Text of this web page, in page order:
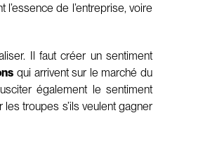
de l’entreprise, voire
Il faut créer un sentiment
qui arrivent sur le marché du
également le sentiment
troupes s’ils veulent gagner